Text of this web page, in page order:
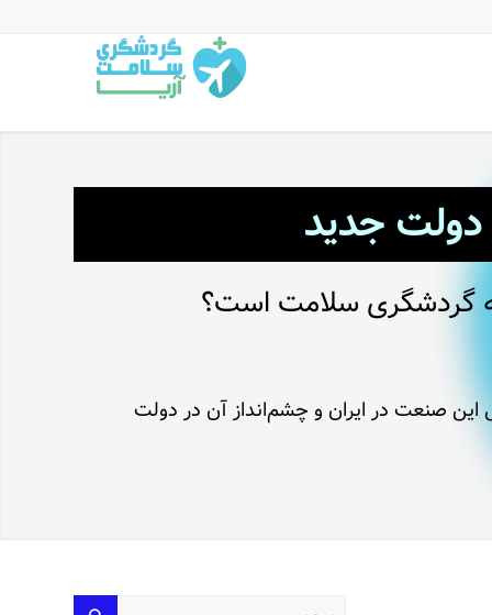
جدید
به گردشگری سلامت است؟
صنعت در ایران و چشم‌انداز آن در دولت